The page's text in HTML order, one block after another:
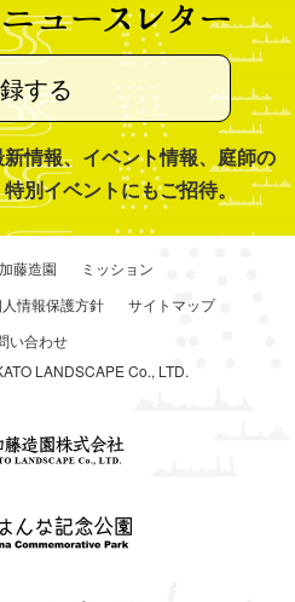
する
情報、イベント情報、庭師の
別イベントにもご招待。
藤造園
ミッション
情報保護方針
サイトマップ
い合わせ
LANDSCAPE Co., LTD.